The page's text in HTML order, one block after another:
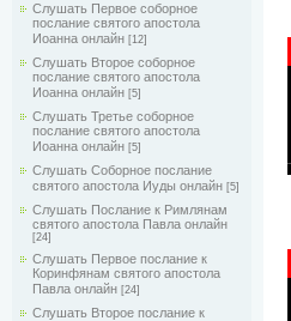
Слушать Первое соборное
послание святого апостола
Иоанна онлайн [12]
Слушать Второе соборное
послание святого апостола
Иоанна онлайн [5]
Слушать Третье соборное
послание святого апостола
Иоанна онлайн [5]
Слушать Соборное послание
святого апостола Иуды онлайн [5]
Слушать Послание к Римлянам
святого апостола Павла онлайн
[24]
Слушать Первое послание к
Коринфянам святого апостола
Павла онлайн [24]
Слушать Второе послание к